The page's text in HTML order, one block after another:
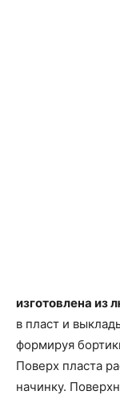
изготовлена из
в пласт и
формируя
Поверх пласта
начинку.